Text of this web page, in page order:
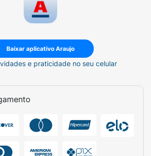
Baixar aplicativo Araujo
e praticidade no seu celular